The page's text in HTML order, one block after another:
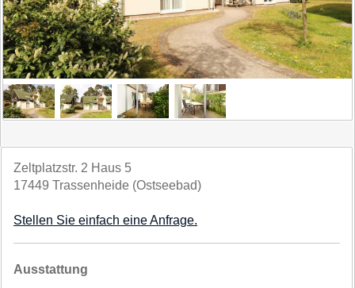
Zeltplatzstr. 2 Haus 5
17449 Trassenheide (Ostseebad)
Stellen Sie einfach eine Anfrage.
Ausstattung